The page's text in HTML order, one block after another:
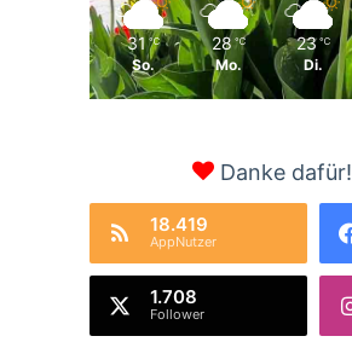
31 ℃
So.
28 ℃
Mo.
23 ℃
Di.
Danke dafür!
18.419
AppNutzer
1.708
Follower